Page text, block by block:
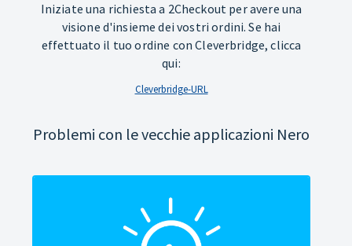
Iniziate una richiesta a 2Checkout per avere una
visione d'insieme dei vostri ordini. Se hai
effettuato il tuo ordine con Cleverbridge, clicca
qui:
Cleverbridge-URL
Problemi con le vecchie applicazioni Nero